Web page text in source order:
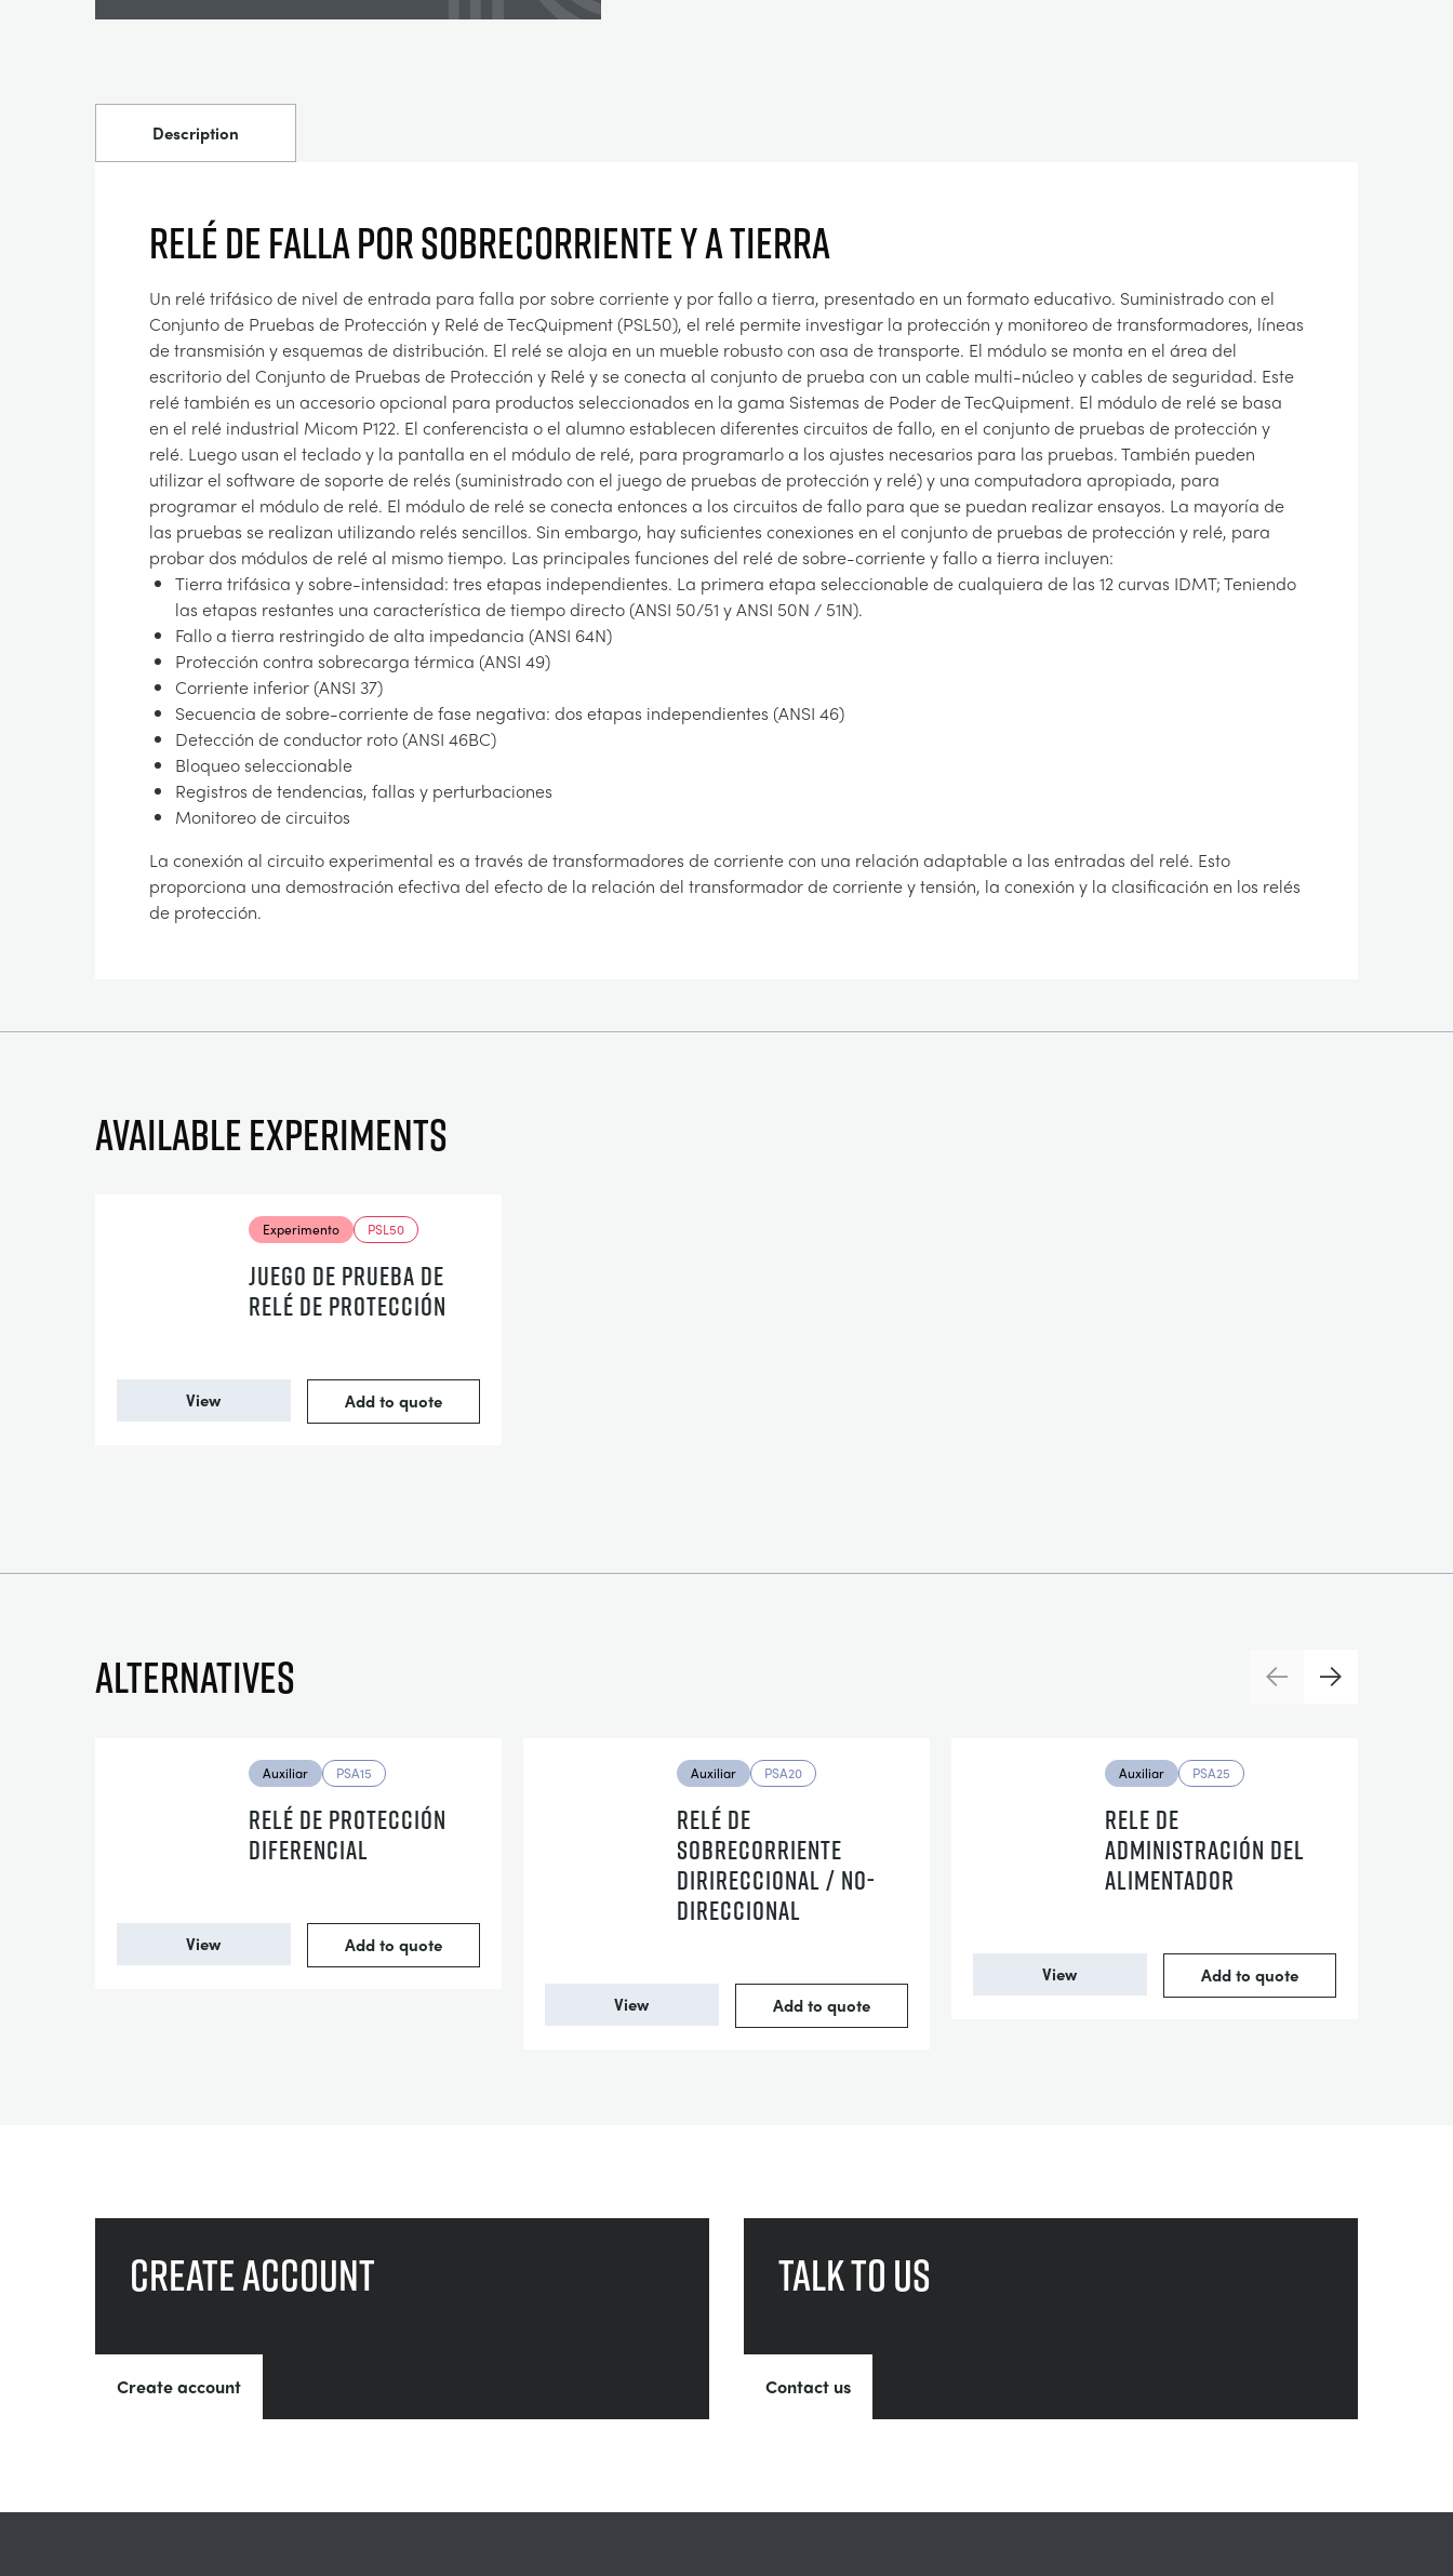
Description
RELÉ DE FALLA POR SOBRECORRIENTE Y A TIERRA
Un relé trifásico de nivel de entrada para falla por sobre corriente y por fallo a tierra, presentado en un formato educativo. Suministrado con el
Conjunto de Pruebas de Protección y Relé de TecQuipment (PSL50), el relé permite investigar la protección y monitoreo de transformadores, líneas
de transmisión y esquemas de distribución. El relé se aloja en un mueble robusto con asa de transporte. El módulo se monta en el área del
escritorio del Conjunto de Pruebas de Protección y Relé y se conecta al conjunto de prueba con un cable multi-núcleo y cables de seguridad. Este
relé también es un accesorio opcional para productos seleccionados en la gama Sistemas de Poder de TecQuipment. El módulo de relé se basa
en el relé industrial Micom P122. El conferencista o el alumno establecen diferentes circuitos de fallo, en el conjunto de pruebas de protección y
relé. Luego usan el teclado y la pantalla en el módulo de relé, para programarlo a los ajustes necesarios para las pruebas. También pueden
utilizar el software de soporte de relés (suministrado con el juego de pruebas de protección y relé) y una computadora apropiada, para
programar el módulo de relé. El módulo de relé se conecta entonces a los circuitos de fallo para que se puedan realizar ensayos. La mayoría de
las pruebas se realizan utilizando relés sencillos. Sin embargo, hay suficientes conexiones en el conjunto de pruebas de protección y relé, para
probar dos módulos de relé al mismo tiempo. Las principales funciones del relé de sobre-corriente y fallo a tierra incluyen:
Tierra trifásica y sobre-intensidad: tres etapas independientes. La primera etapa seleccionable de cualquiera de las 12 curvas IDMT; Teniendo
las etapas restantes una característica de tiempo directo (ANSI 50/51 y ANSI 50N / 51N).
Fallo a tierra restringido de alta impedancia (ANSI 64N)
Protección contra sobrecarga térmica (ANSI 49)
Corriente inferior (ANSI 37)
Secuencia de sobre-corriente de fase negativa: dos etapas independientes (ANSI 46)
Detección de conductor roto (ANSI 46BC)
Bloqueo seleccionable
Registros de tendencias, fallas y perturbaciones
Monitoreo de circuitos
La conexión al circuito experimental es a través de transformadores de corriente con una relación adaptable a las entradas del relé. Esto
proporciona una demostración efectiva del efecto de la relación del transformador de corriente y tensión, la conexión y la clasificación en los relés
de protección.
Available experiments
Experimento PSL50
JUEGO DE PRUEBA DE
RELÉ DE PROTECCIÓN
View Add to quote
Alternatives PreviousNext
Auxiliar PSA15
RELÉ DE PROTECCIÓN
DIFERENCIAL
View Add to quote
Auxiliar PSA20
RELÉ DE
SOBRECORRIENTE
DIRIRECCIONAL / NO-
DIRECCIONAL
View Add to quote
Auxiliar PSA25
RELE DE
ADMINISTRACIÓN DEL
ALIMENTADOR
View Add to quote
Create account
Create account
Talk to us
Contact us